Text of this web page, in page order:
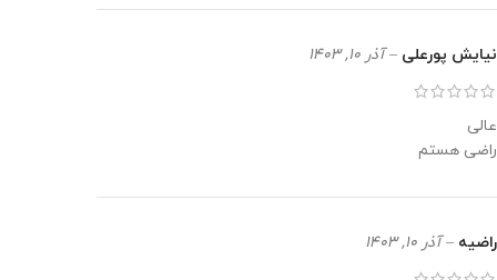
نیایش پورعلی – آذر 10, 1403
عالی
راضی هستم
راضیه – آذر 10, 1403